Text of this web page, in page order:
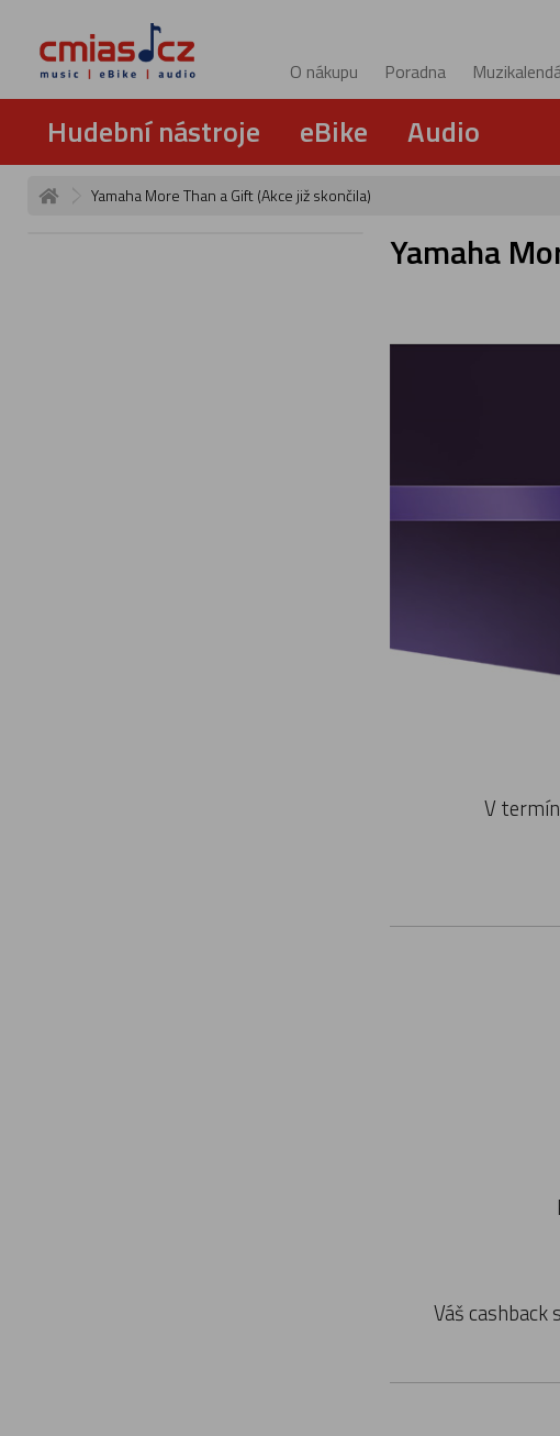
O nákupu Poradna
Hudební nástroje eBike Audio
Yamaha More Than a Gift (Akce již skončila)
Yamaha
V
Váš cashback